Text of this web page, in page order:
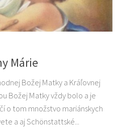
Márie
Božej Matky a Kráľovnej
Božej Matky vždy bolo a je
o tom množstvo mariánskych
a aj Schönstattské...